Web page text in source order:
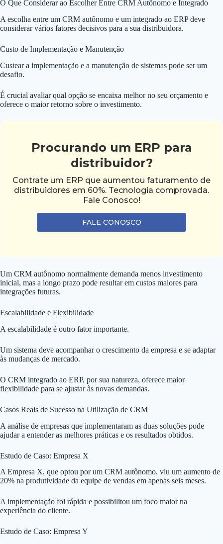
O Que Considerar ao Escolher Entre CRM Autônomo e Integrado
A escolha entre um CRM autônomo e um integrado ao ERP deve
considerar vários fatores decisivos para a sua distribuidora.
Custo de Implementação e Manutenção
Custear a implementação e a manutenção de sistemas pode ser um
desafio.
É crucial avaliar qual opção se encaixa melhor no seu orçamento e
oferece o maior retorno sobre o investimento.
Procurando um ERP para
distribuidor?
Contrate um ERP que aumentou faturamento de
distribuidores em 60%. Tecnologia comprovada.
Fale Conosco!
FALE CONOSCO
Um CRM autônomo normalmente demanda menos investimento
inicial, mas a longo prazo pode resultar em custos maiores para
integrações futuras.
Escalabilidade e Flexibilidade
A escalabilidade é outro fator importante.
Um sistema deve acompanhar o crescimento da empresa e se adaptar
às mudanças de mercado.
O CRM integrado ao ERP, por sua natureza, oferece maior
flexibilidade para se ajustar às novas demandas.
Casos Reais de Sucesso na Utilização de CRM
A análise de empresas que implementaram as duas soluções pode
ajudar a entender as melhores práticas e os resultados obtidos.
Estudo de Caso: Empresa X
A Empresa X, que optou por um CRM autônomo, viu um aumento de
20% na produtividade da equipe de vendas em apenas seis meses.
A implementação foi rápida e possibilitou um foco maior na
experiência do cliente.
Estudo de Caso: Empresa Y